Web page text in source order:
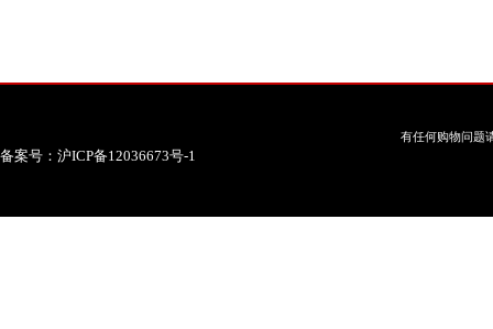
有任何购物问题
备案号：沪ICP备12036673号-1